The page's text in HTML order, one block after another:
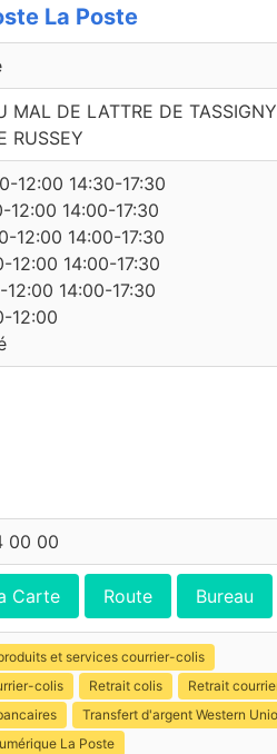
La Poste
MAL DE LATTRE DE TASSIGNY
RUSSEY
12:00 14:30-17:30
12:00 14:00-17:30
12:00 14:00-17:30
12:00 14:00-17:30
14:00-17:30
12:00
00 00
Carte Route Bureau
et services courrier-colis
colis
Retrait colis
Retrait
Transfert d'argent Western
La Poste